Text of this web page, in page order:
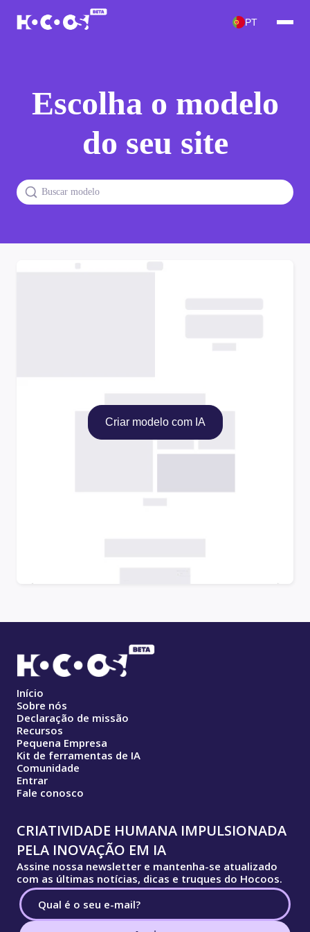
PT
Escolha o modelo
do seu site
Criar modelo com IA
Início
Sobre nós
Declaração de missão
Recursos
Pequena Empresa
Kit de ferramentas de IA
Comunidade
Entrar
Fale conosco
CRIATIVIDADE HUMANA IMPULSIONADA
PELA INOVAÇÃO EM IA
Assine nossa newsletter e mantenha-se atualizado
com as últimas notícias, dicas e truques do Hocoos.